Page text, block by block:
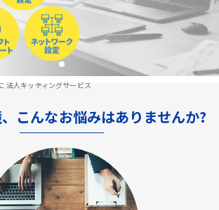
法人キッティングサービス
こんなお悩みはありませんか?